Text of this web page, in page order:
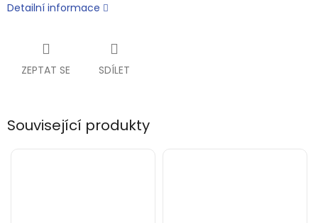
Detailní informace
ZEPTAT SE SDÍLET
Související produkty